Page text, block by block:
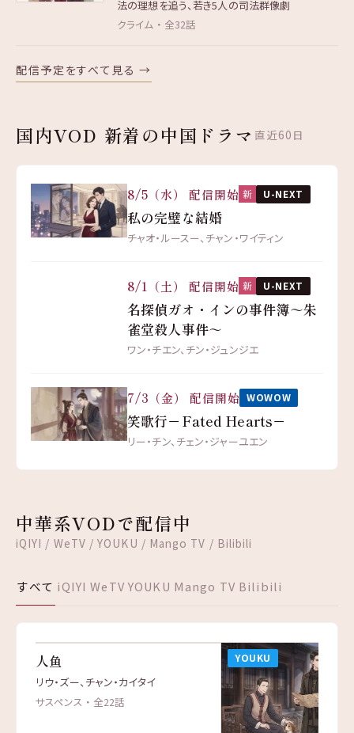
法の理想を追う、若き5人の司法群像劇
クライム ・ 全32話
配信予定をすべて見る →
国内VOD 新着の中国ドラマ 直近60日
8/5（水） 配信開始 新 U-NEXT
私の完璧な結婚
チャオ・ルースー、チャン・ワイティン
8/1（土） 配信開始 新 U-NEXT
名探偵ガオ・インの事件簿～朱
雀堂殺人事件～
ワン・チエン、チン・ジュンジエ
7/3（金） 配信開始 WOWOW
笑歌行－Fated Hearts－
リー・チン、チェン・ジャーユエン
中華系VODで配信中
iQIYI / WeTV / YOUKU / Mango TV / Bilibili
すべて iQIYI WeTV YOUKU Mango TV Bilibili
WeTV
人鱼
リウ・ズー、チャン・カイタイ
サスペンス ・ 全22話
YOUKU